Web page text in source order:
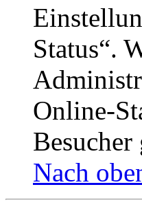
Status“.
Online-
Besucher
Nach